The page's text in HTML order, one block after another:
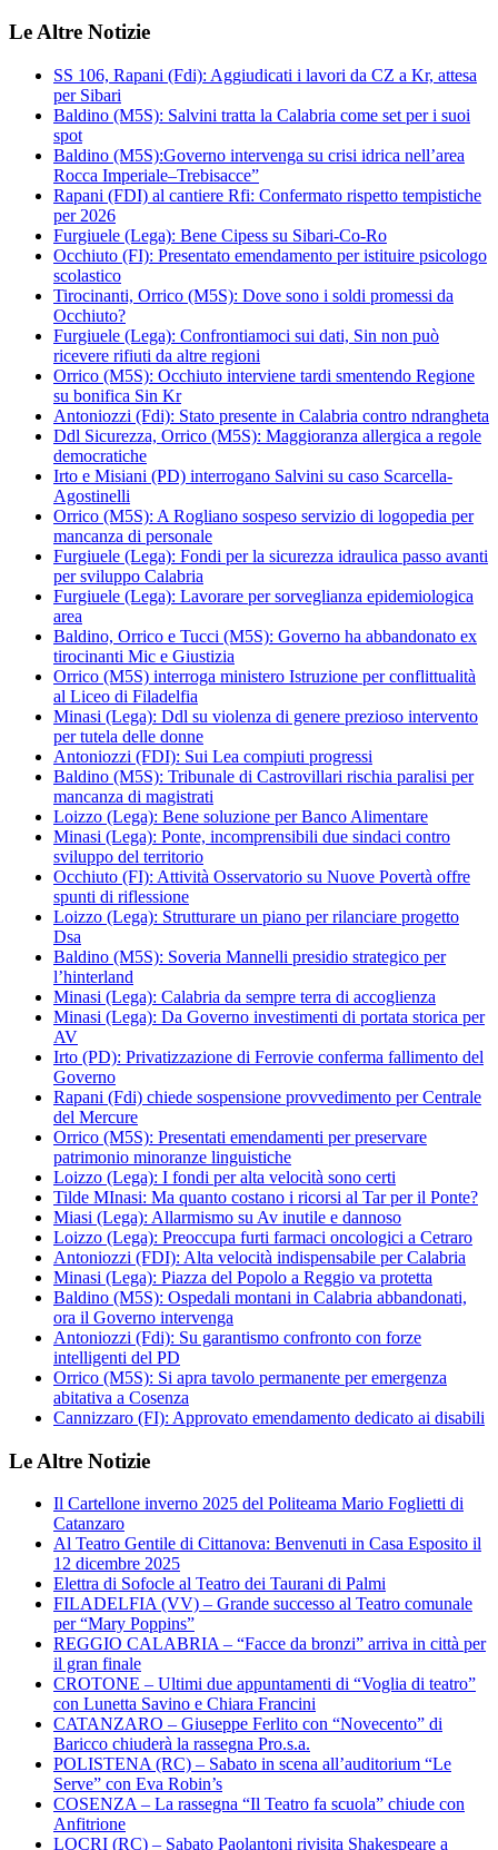
Le Altre Notizie
SS 106, Rapani (Fdi): Aggiudicati i lavori da CZ a Kr, attesa
per Sibari
Baldino (M5S): Salvini tratta la Calabria come set per i suoi
spot
Baldino (M5S):Governo intervenga su crisi idrica nell’area
Rocca Imperiale–Trebisacce”
Rapani (FDI) al cantiere Rfi: Confermato rispetto tempistiche
per 2026
Furgiuele (Lega): Bene Cipess su Sibari-Co-Ro
Occhiuto (FI): Presentato emendamento per istituire psicologo
scolastico
Tirocinanti, Orrico (M5S): Dove sono i soldi promessi da
Occhiuto?
Furgiuele (Lega): Confrontiamoci sui dati, Sin non può
ricevere rifiuti da altre regioni
Orrico (M5S): Occhiuto interviene tardi smentendo Regione
su bonifica Sin Kr
Antoniozzi (Fdi): Stato presente in Calabria contro ndrangheta
Ddl Sicurezza, Orrico (M5S): Maggioranza allergica a regole
democratiche
Irto e Misiani (PD) interrogano Salvini su caso Scarcella-
Agostinelli
Orrico (M5S): A Rogliano sospeso servizio di logopedia per
mancanza di personale
Furgiuele (Lega): Fondi per la sicurezza idraulica passo avanti
per sviluppo Calabria
Furgiuele (Lega): Lavorare per sorveglianza epidemiologica
area
Baldino, Orrico e Tucci (M5S): Governo ha abbandonato ex
tirocinanti Mic e Giustizia
Orrico (M5S) interroga ministero Istruzione per conflittualità
al Liceo di Filadelfia
Minasi (Lega): Ddl su violenza di genere prezioso intervento
per tutela delle donne
Antoniozzi (FDI): Sui Lea compiuti progressi
Baldino (M5S): Tribunale di Castrovillari rischia paralisi per
mancanza di magistrati
Loizzo (Lega): Bene soluzione per Banco Alimentare
Minasi (Lega): Ponte, incomprensibili due sindaci contro
sviluppo del territorio
Occhiuto (FI): Attività Osservatorio su Nuove Povertà offre
spunti di riflessione
Loizzo (Lega): Strutturare un piano per rilanciare progetto
Dsa
Baldino (M5S): Soveria Mannelli presidio strategico per
l’hinterland
Minasi (Lega): Calabria da sempre terra di accoglienza
Minasi (Lega): Da Governo investimenti di portata storica per
AV
Irto (PD): Privatizzazione di Ferrovie conferma fallimento del
Governo
Rapani (Fdi) chiede sospensione provvedimento per Centrale
del Mercure
Orrico (M5S): Presentati emendamenti per preservare
patrimonio minoranze linguistiche
Loizzo (Lega): I fondi per alta velocità sono certi
Tilde MInasi: Ma quanto costano i ricorsi al Tar per il Ponte?
Miasi (Lega): Allarmismo su Av inutile e dannoso
Loizzo (Lega): Preoccupa furti farmaci oncologici a Cetraro
Antoniozzi (FDI): Alta velocità indispensabile per Calabria
Minasi (Lega): Piazza del Popolo a Reggio va protetta
Baldino (M5S): Ospedali montani in Calabria abbandonati,
ora il Governo intervenga
Antoniozzi (Fdi): Su garantismo confronto con forze
intelligenti del PD
Orrico (M5S): Si apra tavolo permanente per emergenza
abitativa a Cosenza
Cannizzaro (FI): Approvato emendamento dedicato ai disabili
Le Altre Notizie
Il Cartellone inverno 2025 del Politeama Mario Foglietti di
Catanzaro
Al Teatro Gentile di Cittanova: Benvenuti in Casa Esposito il
12 dicembre 2025
Elettra di Sofocle al Teatro dei Taurani di Palmi
FILADELFIA (VV) – Grande successo al Teatro comunale
per “Mary Poppins”
REGGIO CALABRIA – “Facce da bronzi” arriva in città per
il gran finale
CROTONE – Ultimi due appuntamenti di “Voglia di teatro”
con Lunetta Savino e Chiara Francini
CATANZARO – Giuseppe Ferlito con “Novecento” di
Baricco chiuderà la rassegna Pro.s.a.
POLISTENA (RC) – Sabato in scena all’auditorium “Le
Serve” con Eva Robin’s
COSENZA – La rassegna “Il Teatro fa scuola” chiude con
Anfitrione
LOCRI (RC) – Sabato Paolantoni rivisita Shakespeare a